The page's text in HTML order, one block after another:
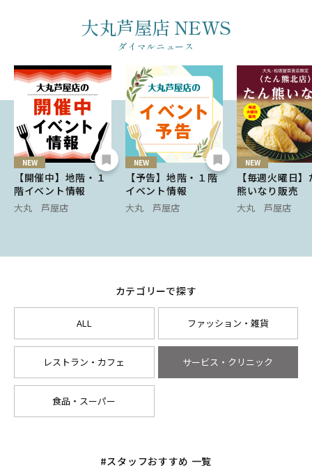
大丸芦屋店 NEWS
ダイマルニュース
NEW
【開催中】地階・１
階イベント情報
大丸 芦屋店
NEW
【予告】地階・１階
イベント情報
大丸 芦屋店
NEW
【毎週火曜日
熊いなり販売
大丸 芦屋店
カテゴリーで探す
ALL ファッション・雑貨
レストラン・カフェ サービス・クリニック
食品・スーパー
#スタッフおすすめ 一覧